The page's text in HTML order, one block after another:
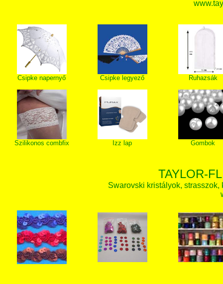
Csipke napernyő Csipke legyező Ruhazsák
Szilikonos combfix Izz lap Gombok
TAYLOR-
Swarovski kristályok,